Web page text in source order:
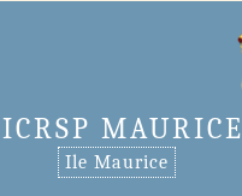
ICRSP MAURICE
Ile Maurice